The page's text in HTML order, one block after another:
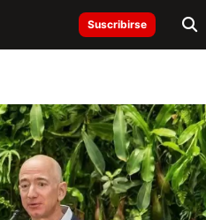
Suscribirse